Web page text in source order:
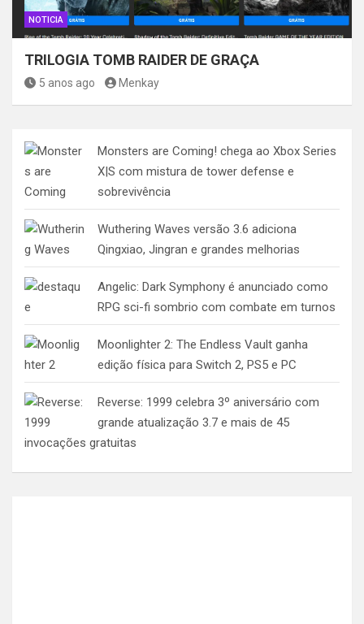
NOTICIA
TRILOGIA TOMB RAIDER DE GRAÇA
5 anos ago Menkay
Monsters are Coming! chega ao Xbox Series
X|S com mistura de tower defense e
sobrevivência
Wuthering Waves versão 3.6 adiciona
Qingxiao, Jingran e grandes melhorias
Angelic: Dark Symphony é anunciado como
RPG sci-fi sombrio com combate em turnos
Moonlighter 2: The Endless Vault ganha
edição física para Switch 2, PS5 e PC
Reverse: 1999 celebra 3º aniversário com
grande atualização 3.7 e mais de 45
invocações gratuitas